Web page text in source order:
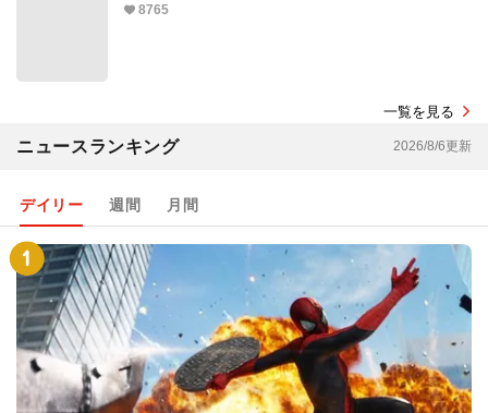
8765
一覧を見る
ニュースランキング 2026/8/6更新
デイリー 週間 月間